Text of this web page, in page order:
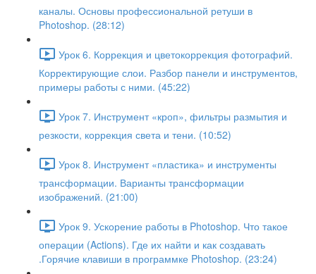
каналы. Основы профессиональной ретуши в
Photoshop. (28:12)
Урок 6. Коррекция и цветокоррекция фотографий.
Корректирующие слои. Разбор панели и инструментов,
примеры работы с ними. (45:22)
Урок 7. Инструмент «кроп», фильтры размытия и
резкости, коррекция света и тени. (10:52)
Урок 8. Инструмент «пластика» и инструменты
трансформации. Варианты трансформации
изображений. (21:00)
Урок 9. Ускорение работы в Photoshop. Что такое
операции (Actions). Где их найти и как создавать
.Горячие клавиши в программке Photoshop. (23:24)